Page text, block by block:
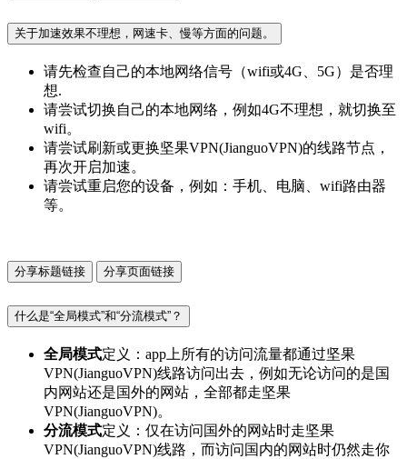
关于加速效果不理想，网速卡、慢等方面的问题。
请先检查自己的本地网络信号（wifi或4G、5G）是否理
想.
请尝试切换自己的本地网络，例如4G不理想，就切换至
wifi。
请尝试刷新或更换坚果VPN(JianguoVPN)的线路节点，
再次开启加速。
请尝试重启您的设备，例如：手机、电脑、wifi路由器
等。
分享标题链接 分享页面链接
什么是“全局模式”和“分流模式”？
全局模式定义：app上所有的访问流量都通过坚果
VPN(JianguoVPN)线路访问出去，例如无论访问的是国
内网站还是国外的网站，全部都走坚果
VPN(JianguoVPN)。
分流模式定义：仅在访问国外的网站时走坚果
VPN(JianguoVPN)线路，而访问国内的网站时仍然走你